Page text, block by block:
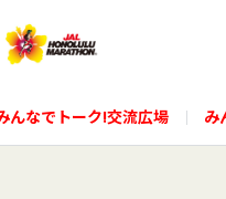
んなでトーク!交流広場 み